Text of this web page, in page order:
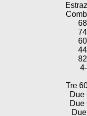
Tre